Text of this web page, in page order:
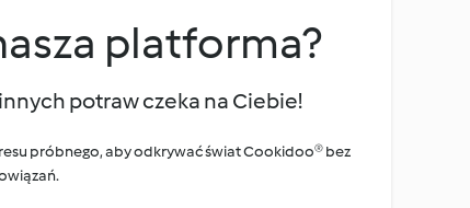
platforma?
potraw czeka na Ciebie!
próbnego, aby odkrywać świat Cookidoo® bez